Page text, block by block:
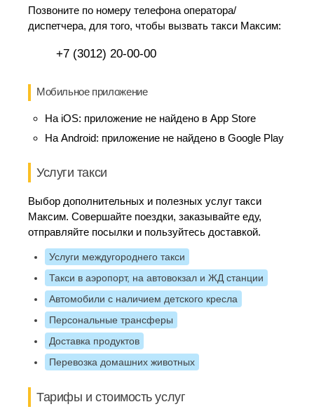
Позвоните по номеру телефона оператора/
диспетчера, для того, чтобы вызвать такси Максим:
+7 (3012) 20-00-00
Мобильное приложение
На iOS: приложение не найдено в App Store
На Android: приложение не найдено в Google Play
Услуги такси
Выбор дополнительных и полезных услуг такси
Максим. Совершайте поездки, заказывайте еду,
отправляйте посылки и пользуйтесь доставкой.
Услуги междугороднего такси
Такси в аэропорт, на автовокзал и ЖД станции
Автомобили с наличием детского кресла
Персональные трансферы
Доставка продуктов
Перевозка домашних животных
Тарифы и стоимость услуг